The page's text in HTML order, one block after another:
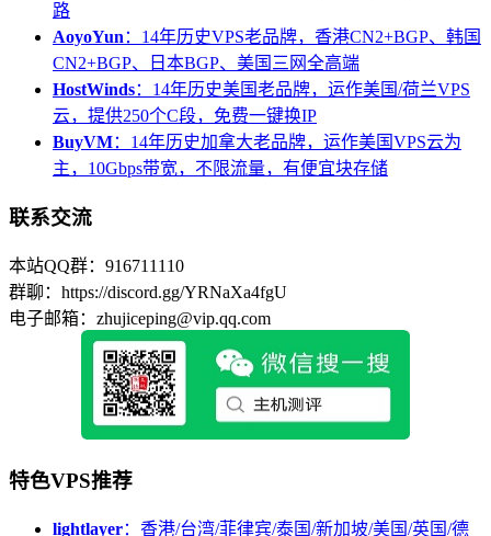
路
AoyoYun ：14年历史VPS老品牌，香港CN2+BGP、韩国
CN2+BGP、日本BGP、美国三网全高端
HostWinds：14年历史美国老品牌，运作美国/荷兰VPS
云，提供250个C段，免费一键换IP
BuyVM：14年历史加拿大老品牌，运作美国VPS云为
主，10Gbps带宽，不限流量，有便宜块存储
联系交流
本站QQ群：916711110
群聊：https://discord.gg/YRNaXa4fgU
电子邮箱：zhujiceping@vip.qq.com
特色VPS推荐
lightlayer：香港/台湾/菲律宾/泰国/新加坡/美国/英国/德